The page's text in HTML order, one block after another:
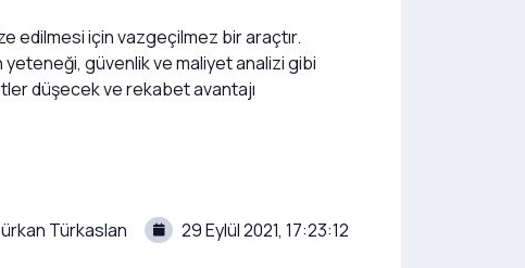
edilmesi için vazgeçilmez bir araçtır.
güvenlik ve maliyet analizi gibi
düşecek ve rekabet avantajı
Türkaslan 29 Eylül 2021, 17:23:12